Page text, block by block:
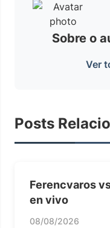
Sobre o
Ver
Posts
Ferencvaros
en vivo
08/08/2026